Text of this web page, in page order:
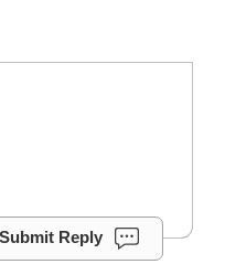
Submit Reply